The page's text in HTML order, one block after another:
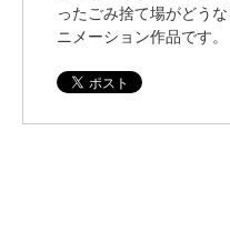
ったごみ捨て場がどう
ニメーション作品です。